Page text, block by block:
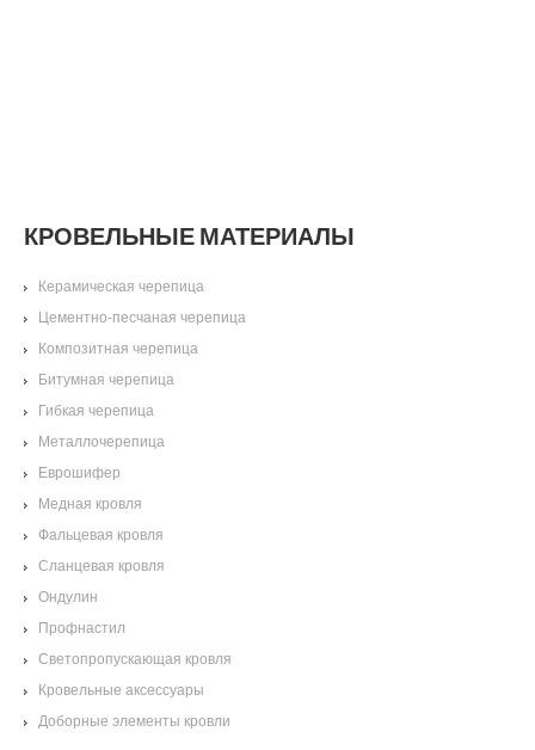
КРОВЕЛЬНЫЕ МАТЕРИАЛЫ
Керамическая черепица
Цементно-песчаная черепица
Композитная черепица
Битумная черепица
Гибкая черепица
Металлочерепица
Еврошифер
Медная кровля
Фальцевая кровля
Сланцевая кровля
Ондулин
Профнастил
Светопропускающая кровля
Кровельные аксессуары
Доборные элементы кровли